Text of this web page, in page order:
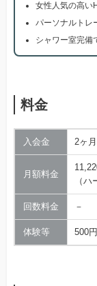
女性人気の高い
パーソナルトレ
シャワー室完備
料金
入会金 2ヶ
月額料金
（
回数料金 －
体験等 500円